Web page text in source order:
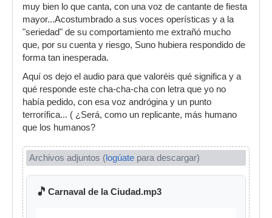
muy bien lo que canta, con una voz de cantante de fiesta
mayor...Acostumbrado a sus voces operísticas y a la
"seriedad" de su comportamiento me extrañó mucho
que, por su cuenta y riesgo, Suno hubiera respondido de
forma tan inesperada.
Aquí os dejo el audio para que valoréis qué significa y a
qué responde este cha-cha-cha con letra que yo no
había pedido, con esa voz andrógina y un punto
terrorífica... ( ¿Será, como un replicante, más humano
que los humanos?
Archivos adjuntos (logúate para descargar)
🎵 Carnaval de la Ciudad.mp3